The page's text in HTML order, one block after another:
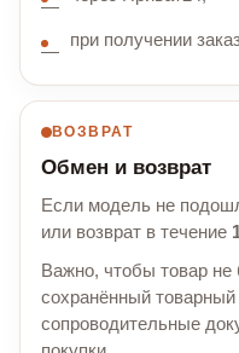
при получении
ВОЗВРАТ
Обмен и возврат
Если модель не
или возврат в течение
Важно, чтобы товар
сохранённый
сопроводительные